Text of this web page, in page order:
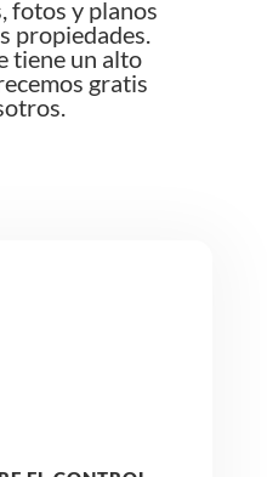
fotos y planos
propiedades.
tiene un alto
gratis